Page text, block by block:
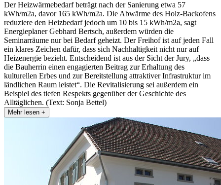
Der Heizwärmebedarf beträgt nach der Sanierung etwa 57
kWh/m2a, davor 165 kWh/m2a. Die Abwärme des Holz-Backofens
reduziere den Heizbedarf jedoch um 10 bis 15 kWh/m2a, sagt
Energieplaner Gebhard Bertsch, außerdem würden die
Seminarräume nur bei Bedarf geheizt. Der Freihof ist auf jeden Fall
ein klares Zeichen dafür, dass sich Nachhaltigkeit nicht nur auf
Heizenergie bezieht. Entscheidend ist aus der Sicht der Jury, „dass
die Bauherrin einen engagierten Beitrag zur Erhaltung des
kulturellen Erbes und zur Bereitstellung attraktiver Infrastruktur im
ländlichen Raum leistet“. Die Revitalisierung sei außerdem ein
Beispiel des tiefen Respekts gegenüber der Geschichte des
Alltäglichen. (Text: Sonja Bettel)
Mehr lesen +